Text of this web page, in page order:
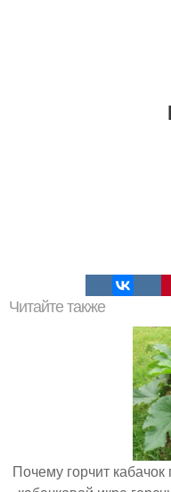
Читайте также
Почему горчит кабачок